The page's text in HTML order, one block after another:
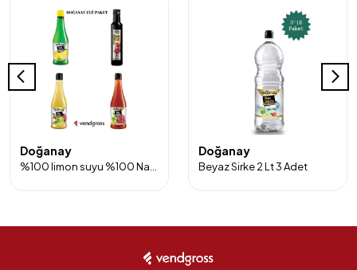
Doğanay Doğanay
Beyaz Sirke 2 Lt 3 Adet